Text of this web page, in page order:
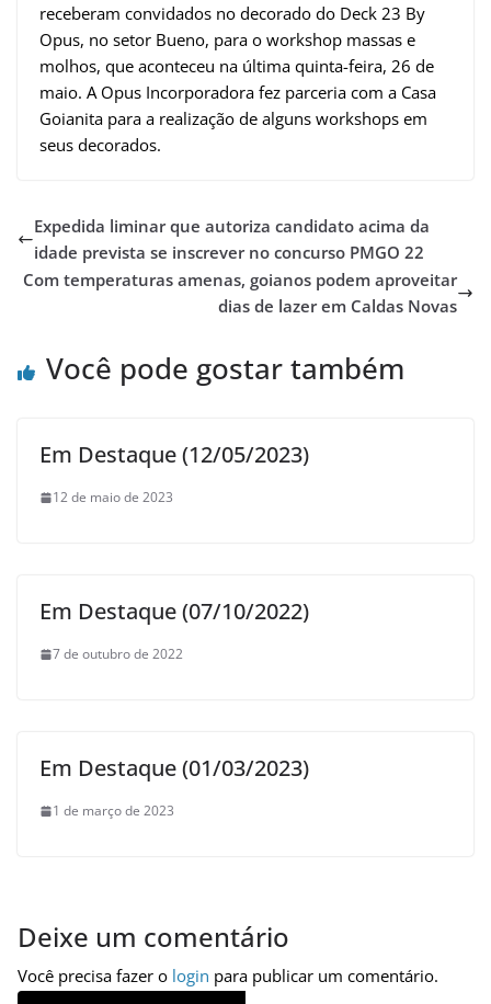
receberam convidados no decorado do Deck 23 By
Opus, no setor Bueno, para o workshop massas e
molhos, que aconteceu na última quinta-feira, 26 de
maio. A Opus Incorporadora fez parceria com a Casa
Goianita para a realização de alguns workshops em
seus decorados.
Expedida liminar que autoriza candidato acima da
idade prevista se inscrever no concurso PMGO 22
Com temperaturas amenas, goianos podem aproveitar
dias de lazer em Caldas Novas
Você pode gostar também
Em Destaque (12/05/2023)
12 de maio de 2023
Em Destaque (07/10/2022)
7 de outubro de 2022
Em Destaque (01/03/2023)
1 de março de 2023
Deixe um comentário
Você precisa fazer o login para publicar um comentário.